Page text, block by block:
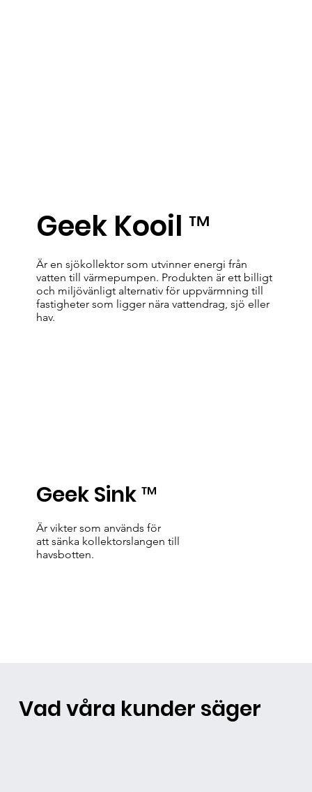
Vad våra kunder säger
Geek Kooil ™
Är en sjökollektor som utvinner energi från
vatten till värmepumpen. Produkten är ett billigt
och miljövänligt alternativ för uppvärmning till
fastigheter som ligger nära vattendrag, sjö eller
hav.
Geek Sink ™
Är vikter som används för
att sänka kollektorslangen till
havsbotten.